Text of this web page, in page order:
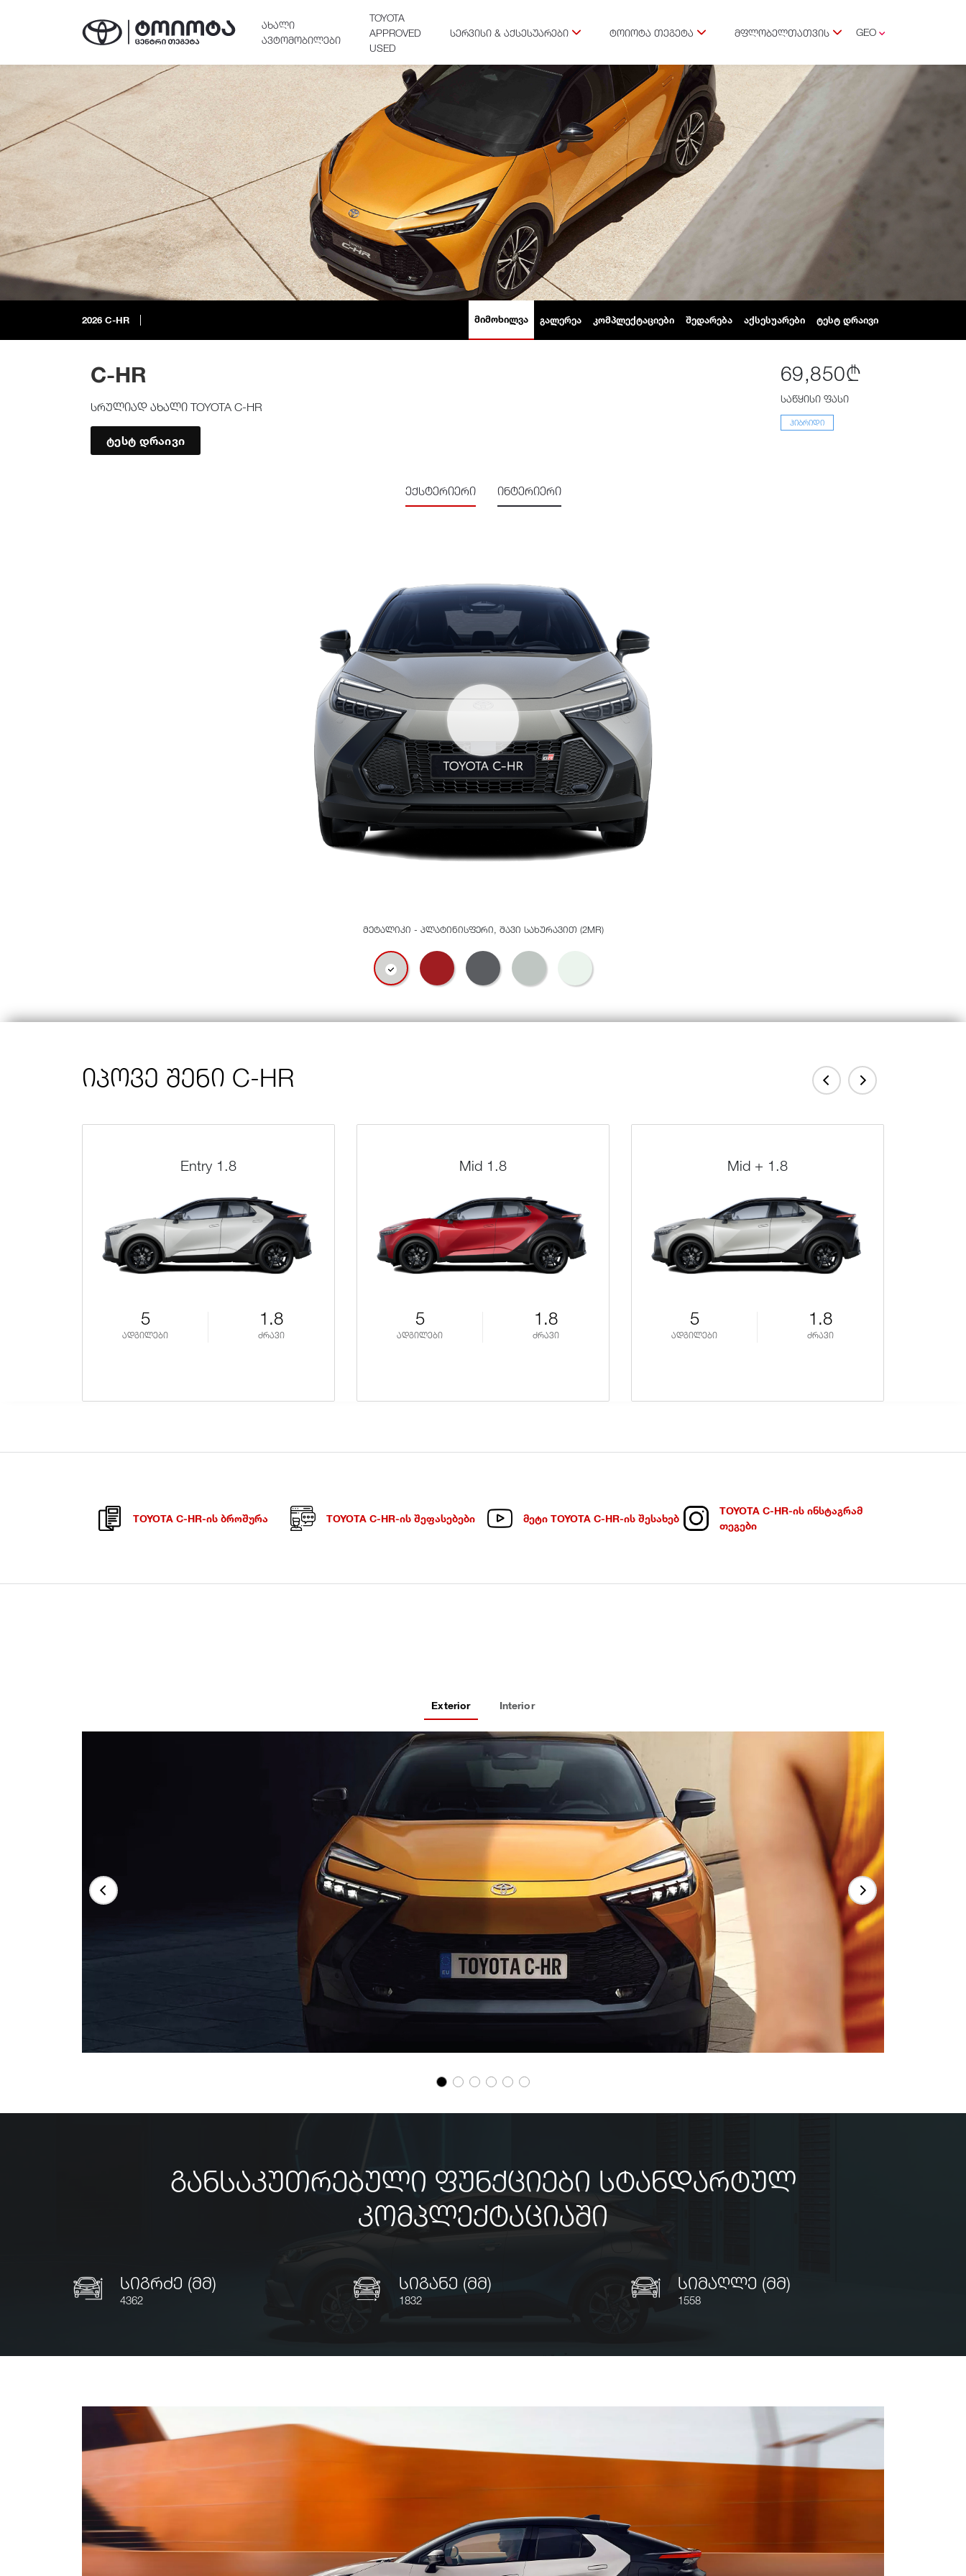
ᲐᲮᲐᲚᲘ
ᲐᲕᲢᲝᲛᲝᲑᲘᲚᲔᲑᲘ
TOYOTA
APPROVED
USED
ᲡᲔᲠᲕᲘᲡᲘ & ᲐᲥᲡᲔᲡᲣᲐᲠᲔᲑᲘ ᲢᲝᲘᲝᲢᲐ ᲗᲔᲒᲔᲢᲐ ᲛᲤᲚᲝᲑᲔᲚᲗᲐᲗᲕᲘᲡ
GEO
2026 C-HR ᲛᲘᲛᲝᲮᲘᲚᲕᲐ ᲒᲐᲚᲔᲠᲔᲐ ᲙᲝᲛᲞᲚᲔᲥᲢᲐᲪᲘᲔᲑᲘ ᲨᲔᲓᲐᲠᲔᲑᲐ ᲐᲥᲡᲔᲡᲣᲐᲠᲔᲑᲘ ᲢᲔᲡᲢ ᲓᲠᲐᲘᲕᲘ
C-HR
სრულიად ახალი TOYOTA C-HR
ტესტ დრაივი
69,850₾
საწყისი ფასი
ᲰᲘᲑᲠᲘᲓᲘ
ექსტერიერი ინტერიერი
მეტალიკი - პლატინისფერი, შავი სახურავით (2MR)
იპოვე შენი C-HR
Entry 1.8
5
ადგილები
1.8
ძრავი
Mid 1.8
5
ადგილები
1.8
ძრავი
Mid + 1.8
5
ადგილები
1.8
ძრავი
TOYOTA C-HR-ᲘᲡ ᲑᲠᲝᲨᲣᲠᲐ TOYOTA C-HR-ᲘᲡ ᲨᲔᲤᲐᲡᲔᲑᲔᲑᲘ ᲛᲔᲢᲘ TOYOTA C-HR-ᲘᲡ ᲨᲔᲡᲐᲮᲔᲑ
TOYOTA C-HR-ᲘᲡ ᲘᲜᲡᲢᲐᲒᲠᲐᲛ
ᲗᲔᲒᲔᲑᲘ
Exterior Interior
განსაკუთრებული ფუნქციები სტანდარტულ
კომპლექტაციაში
სიგრძე (მმ)
4362
სიგანე (მმ)
1832
სიმაღლე (მმ)
1558